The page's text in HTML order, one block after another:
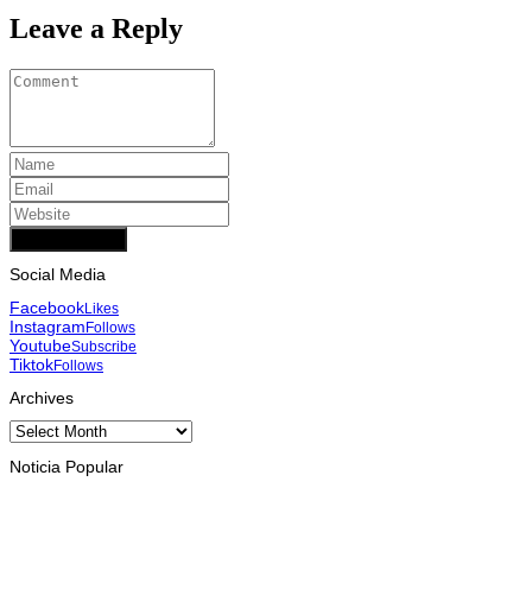
Leave a Reply
Social Media
FacebookLikes
InstagramFollows
YoutubeSubscribe
TiktokFollows
Archives
Archives
Noticia Popular